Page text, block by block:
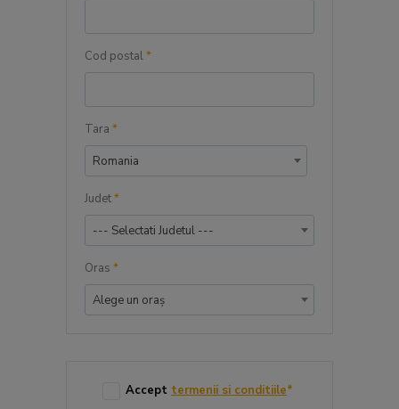
Cod postal*
Tara *
Romania
Judet*
--- Selectati Judetul ---
Oras *
Alege un oraș
Accept termenii si conditiile*